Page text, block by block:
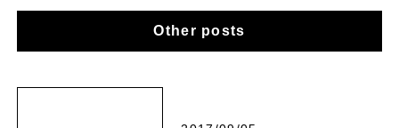
Other posts